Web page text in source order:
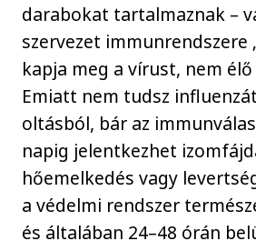
darabokat tartalmaznak –
szervezet immunrendszere
kapja meg a vírust, nem
Emiatt nem tudsz
oltásból, bár az
napig jelentkezhet
hőemelkedés vagy
a védelmi rendszer
és általában 24–48 órán